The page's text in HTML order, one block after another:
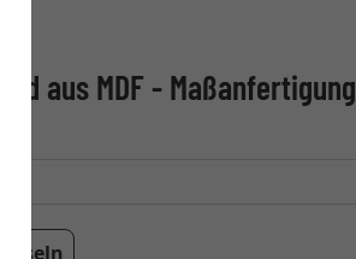
aus MDF - Maßanfertigung